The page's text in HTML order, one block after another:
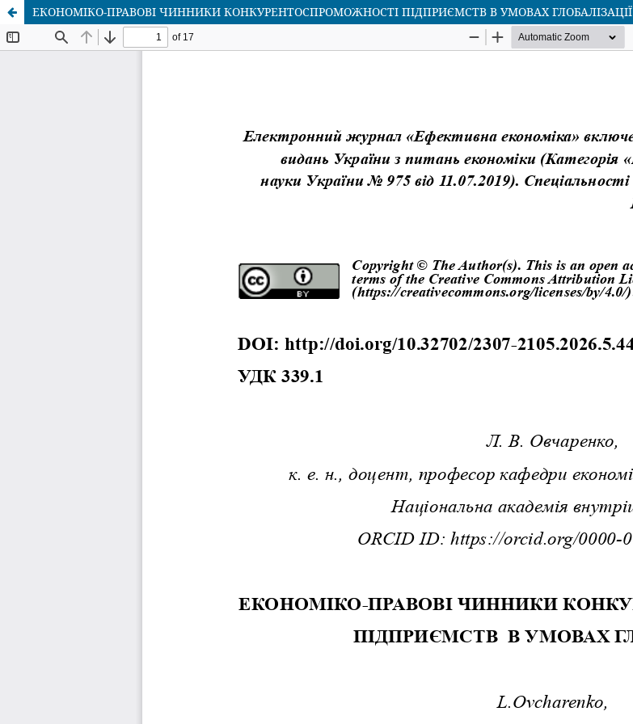
ЕКОНОМІКО-ПРАВОВІ ЧИННИКИ КОНКУРЕНТОСПРОМОЖНОСТІ ПІДПРИЄМСТВ В УМОВАХ ГЛОБАЛІЗАЦІЇ